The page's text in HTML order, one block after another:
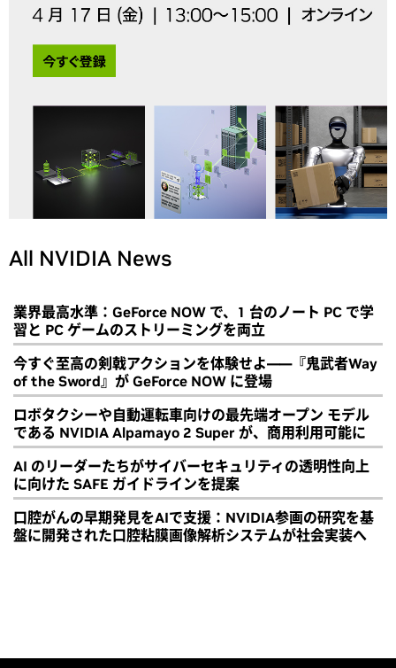
All NVIDIA News
業界最高水準：GeForce NOW で、1 台のノート PC で学
習と PC ゲームのストリーミングを両立
今すぐ至高の剣戟アクションを体験せよ――『鬼武者Way
of the Sword』が GeForce NOW に登場
ロボタクシーや自動運転車向けの最先端オープン モデル
である NVIDIA Alpamayo 2 Super が、商用利用可能に
AI のリーダーたちがサイバーセキュリティの透明性向上
に向けた SAFE ガイドラインを提案
口腔がんの早期発見をAIで支援：NVIDIA参画の研究を基
盤に開発された口腔粘膜画像解析システムが社会実装へ